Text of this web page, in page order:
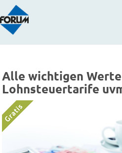
Alle wichtigen Werte
Lohnsteuertarife